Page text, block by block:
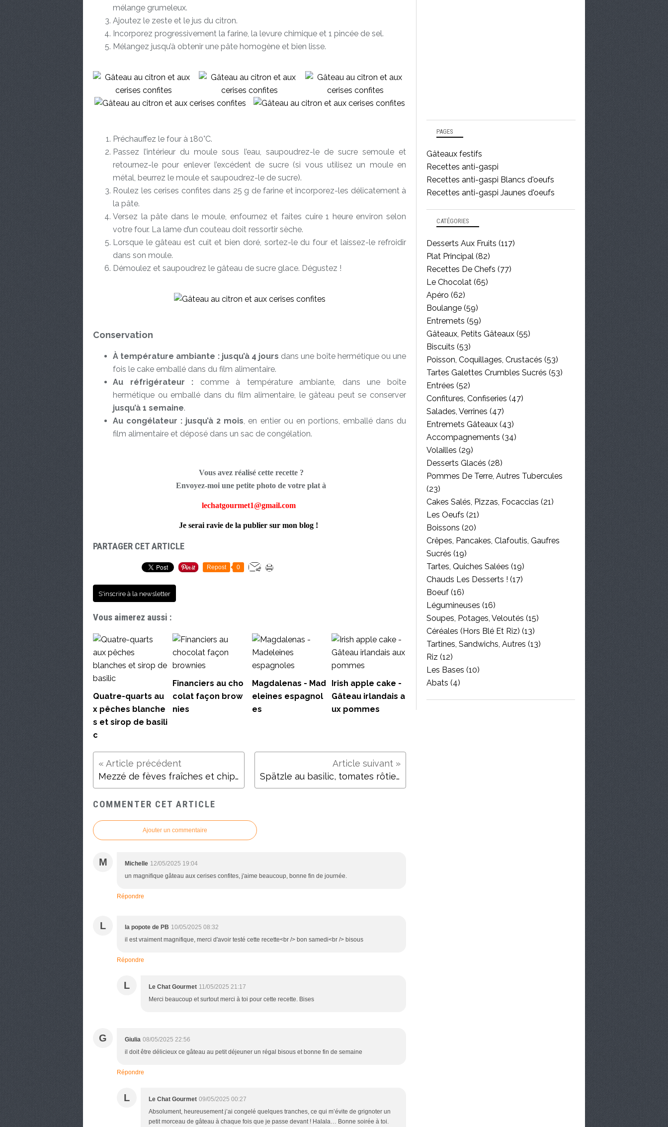
mélange grumeleux.
Ajoutez le zeste et le jus du citron.
Incorporez progressivement la farine, la levure chimique et 1 pincée de sel.
Mélangez jusqu’à obtenir une pâte homogène et bien lisse.
Préchauffez le four à 180°C.
Passez l’intérieur du moule sous l’eau, saupoudrez-le de sucre semoule et
retournez-le pour enlever l’excédent de sucre (si vous utilisez un moule en
métal, beurrez le moule et saupoudrez-le de sucre).
Roulez les cerises confites dans 25 g de farine et incorporez-les délicatement à
la pâte.
Versez la pâte dans le moule, enfournez et faites cuire 1 heure environ selon
votre four. La lame d’un couteau doit ressortir sèche.
Lorsque le gâteau est cuit et bien doré, sortez-le du four et laissez-le refroidir
dans son moule.
Démoulez et saupoudrez le gâteau de sucre glace. Dégustez !
Conservation
À température ambiante : jusqu’à 4 jours dans une boîte hermétique ou une
fois le cake emballé dans du film alimentaire.
Au réfrigérateur : comme à température ambiante, dans une boîte
hermétique ou emballé dans du film alimentaire, le gâteau peut se conserver
jusqu’à 1 semaine.
Au congélateur : jusqu’à 2 mois, en entier ou en portions, emballé dans du
film alimentaire et déposé dans un sac de congélation.
Vous avez réalisé cette recette ?
Envoyez-moi une petite photo de votre plat à
lechatgourmet1@gmail.com
Je serai ravie de la publier sur mon blog !
PARTAGER CET ARTICLE
Repost 0
S'inscrire à la newsletter
Vous aimerez aussi :
Quatre-quarts au
x pêches blanche
s et sirop de basili
c
Financiers au cho
colat façon brow
nies
Magdalenas - Mad
eleines espagnol
es
Irish apple cake -
Gâteau irlandais a
ux pommes
Mezzé de fèves fraîches et chips de maïs Spätzle au basilic, tomates rôties et mozzarella
COMMENTER CET ARTICLE
Ajouter un commentaire
M Michelle 12/05/2025 19:04
un magnifique gâteau aux cerises confites, j'aime beaucoup, bonne fin de journée.
Répondre
L la popote de PB 10/05/2025 08:32
il est vraiment magnifique, merci d'avoir testé cette recette<br /> bon samedi<br /> bisous
Répondre
L Le Chat Gourmet 11/05/2025 21:17
Merci beaucoup et surtout merci à toi pour cette recette. Bises
G Giulia 08/05/2025 22:56
il doit être délicieux ce gâteau au petit déjeuner un régal bisous et bonne fin de semaine
Répondre
L Le Chat Gourmet 09/05/2025 00:27
Absolument, heureusement j’ai congelé quelques tranches, ce qui m’évite de grignoter un
petit morceau de gâteau à chaque fois que je passe devant ! Halala… Bonne soirée à toi.
PAGES
Gâteaux festifs
Recettes anti-gaspi
Recettes anti-gaspi Blancs d'oeufs
Recettes anti-gaspi Jaunes d'oeufs
CATÉGORIES
Desserts Aux Fruits (117)
Plat Principal (82)
Recettes De Chefs (77)
Le Chocolat (65)
Apéro (62)
Boulange (59)
Entremets (59)
Gâteaux, Petits Gâteaux (55)
Biscuits (53)
Poisson, Coquillages, Crustacés (53)
Tartes Galettes Crumbles Sucrés (53)
Entrées (52)
Confitures, Confiseries (47)
Salades, Verrines (47)
Entremets Gâteaux (43)
Accompagnements (34)
Volailles (29)
Desserts Glacés (28)
Pommes De Terre, Autres Tubercules
(23)
Cakes Salés, Pizzas, Focaccias (21)
Les Oeufs (21)
Boissons (20)
Crêpes, Pancakes, Clafoutis, Gaufres
Sucrés (19)
Tartes, Quiches Salées (19)
Chauds Les Desserts ! (17)
Boeuf (16)
Légumineuses (16)
Soupes, Potages, Veloutés (15)
Céréales (hors Blé Et Riz) (13)
Tartines, Sandwichs, Autres (13)
Riz (12)
Les Bases (10)
Abats (4)